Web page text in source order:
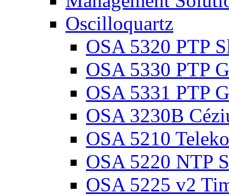
Oscilloquartz
OSA 5320 PTP
OSA 5330 PTP
OSA 5331 PTP
OSA 3230B
OSA 5210
OSA 5220 NTP
OSA 5225 v2